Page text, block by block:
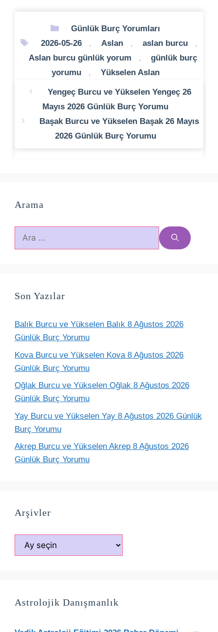
Kategoriler
Günlük Burç Yorumları
Etiketler
2026-05-26 , Aslan , aslan burcu
,
Aslan burcu günlük yorum
,
günlük burç
yorumu
, Yükselen Aslan
Yengeç Burcu ve Yükselen Yengeç 26
Mayıs 2026 Günlük Burç Yorumu
Başak Burcu ve Yükselen Başak 26 Mayıs
2026 Günlük Burç Yorumu
Arama
için
Son Yazılar
Balık Burcu ve Yükselen Balık 8 Ağustos 2026
Günlük Burç Yorumu
Kova Burcu ve Yükselen Kova 8 Ağustos 2026
Günlük Burç Yorumu
Oğlak Burcu ve Yükselen Oğlak 8 Ağustos 2026
Günlük Burç Yorumu
Yay Burcu ve Yükselen Yay 8 Ağustos 2026 Günlük
Burç Yorumu
Akrep Burcu ve Yükselen Akrep 8 Ağustos 2026
Günlük Burç Yorumu
Arşivler
Arşivler
Astrolojik Danışmanlık